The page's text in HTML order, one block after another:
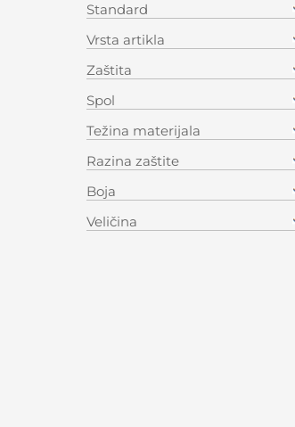
Standard
Vrsta artikla
Zaštita
Spol
Težina materijala
Razina zaštite
Boja
Veličina